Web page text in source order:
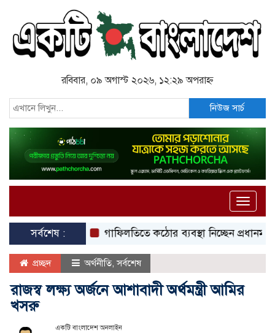
রবিবার, ০৯ অগাস্ট ২০২৬, ১২:২৯ অপরাহ্ন
নিউজ সার্চ
Toggle
সর্বশেষ :
গাফিলতিতে কঠোর ব্যবস্থা নিচ্ছেন প্রধানমন্ত্রী: রিজভী
প্রচ্ছদ অর্থনীতি,সর্বশেষ
রাজস্ব লক্ষ্য অর্জনে আশাবাদী অর্থমন্ত্রী আমির
খসরু
একটি বাংলাদেশ অনলাইন